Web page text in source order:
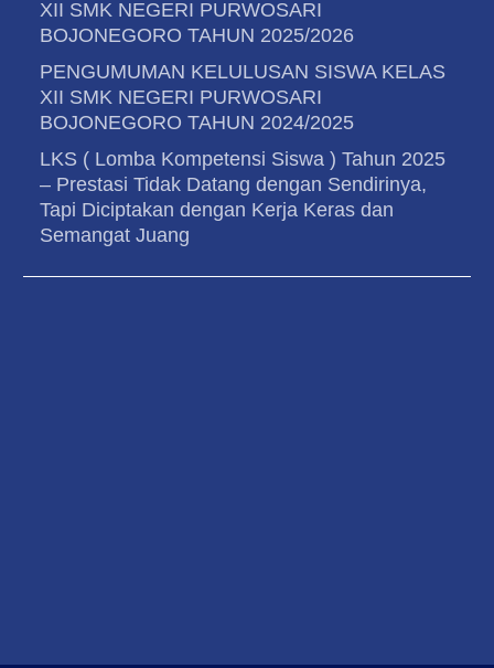
XII SMK NEGERI PURWOSARI
BOJONEGORO TAHUN 2025/2026
PENGUMUMAN KELULUSAN SISWA KELAS
XII SMK NEGERI PURWOSARI
BOJONEGORO TAHUN 2024/2025
LKS ( Lomba Kompetensi Siswa ) Tahun 2025
– Prestasi Tidak Datang dengan Sendirinya,
Tapi Diciptakan dengan Kerja Keras dan
Semangat Juang